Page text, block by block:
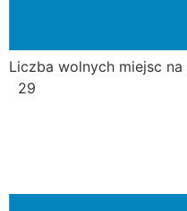
Liczba wolnych miejsc
29